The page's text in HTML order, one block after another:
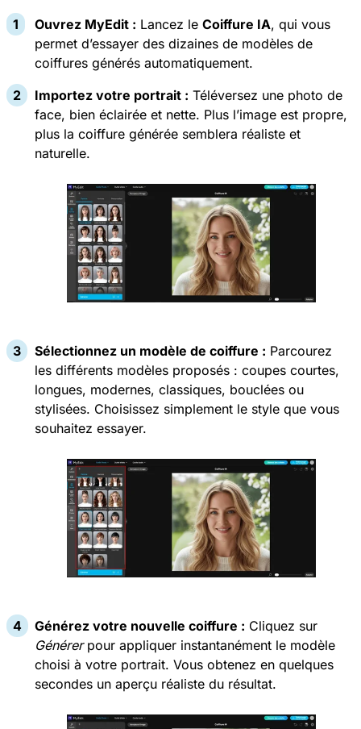
Ouvrez MyEdit : Lancez le Coiffure IA, qui vous
permet d’essayer des dizaines de modèles de
coiffures générés automatiquement.
Importez votre portrait : Téléversez une photo de
face, bien éclairée et nette. Plus l’image est propre,
plus la coiffure générée semblera réaliste et
naturelle.
Sélectionnez un modèle de coiffure : Parcourez
les différents modèles proposés : coupes courtes,
longues, modernes, classiques, bouclées ou
stylisées. Choisissez simplement le style que vous
souhaitez essayer.
Générez votre nouvelle coiffure : Cliquez sur
Générerpour appliquer instantanément le modèle
choisi à votre portrait. Vous obtenez en quelques
secondes un aperçu réaliste du résultat.